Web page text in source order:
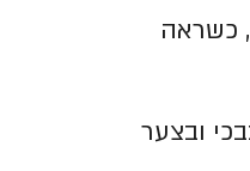
כשראה
ובצער